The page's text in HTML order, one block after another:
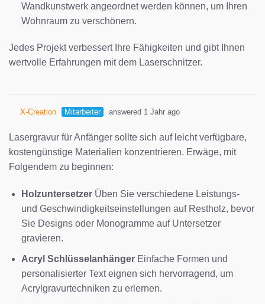
Wandkunstwerk angeordnet werden können, um Ihren
Wohnraum zu verschönern.
Jedes Projekt verbessert Ihre Fähigkeiten und gibt Ihnen
wertvolle Erfahrungen mit dem Laserschnitzer.
X-Creation Mitarbeiter answered 1 Jahr ago
Lasergravur für Anfänger sollte sich auf leicht verfügbare,
kostengünstige Materialien konzentrieren. Erwäge, mit
Folgendem zu beginnen:
HolzuntersetzerÜben Sie verschiedene Leistungs-
und Geschwindigkeitseinstellungen auf Restholz, bevor
Sie Designs oder Monogramme auf Untersetzer
gravieren.
Acryl SchlüsselanhängerEinfache Formen und
personalisierter Text eignen sich hervorragend, um
Acrylgravurtechniken zu erlernen.